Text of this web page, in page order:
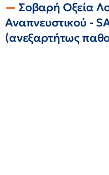
Σοβαρή Οξεία
Αναπνευστικού -
(ανεξαρτήτως